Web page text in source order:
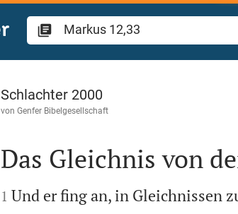
Markus 12
Schlachter 2000
von Genfer Bibelgesellschaft

Das Gleichnis von

1 Und er fing an, in Gleichnissen